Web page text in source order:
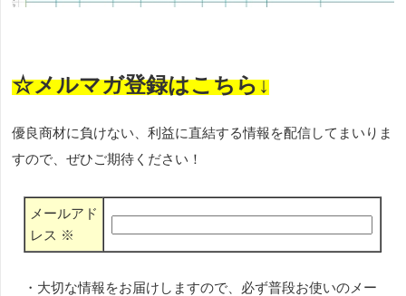
☆メルマガ登録はこちら↓
優良商材に負けない、利益に直結する情報を配信してまいりま
すので、ぜひご期待ください！
メールアド
レス ※
・大切な情報をお届けしますので、必ず普段お使いのメー